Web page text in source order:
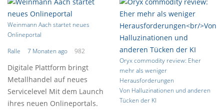
Weinmann Aach startet neues
Onlineportal
Ralle
7 Monaten ago 982
Digitale Plattform bringt
Metallhandel auf neues
Servicelevel Mit dem Launch
ihres neuen Onlineportals.
Oryx commodity review: Eher
mehr als weniger
Herausforderungen
Von Halluzinationen und anderen
Tücken der KI